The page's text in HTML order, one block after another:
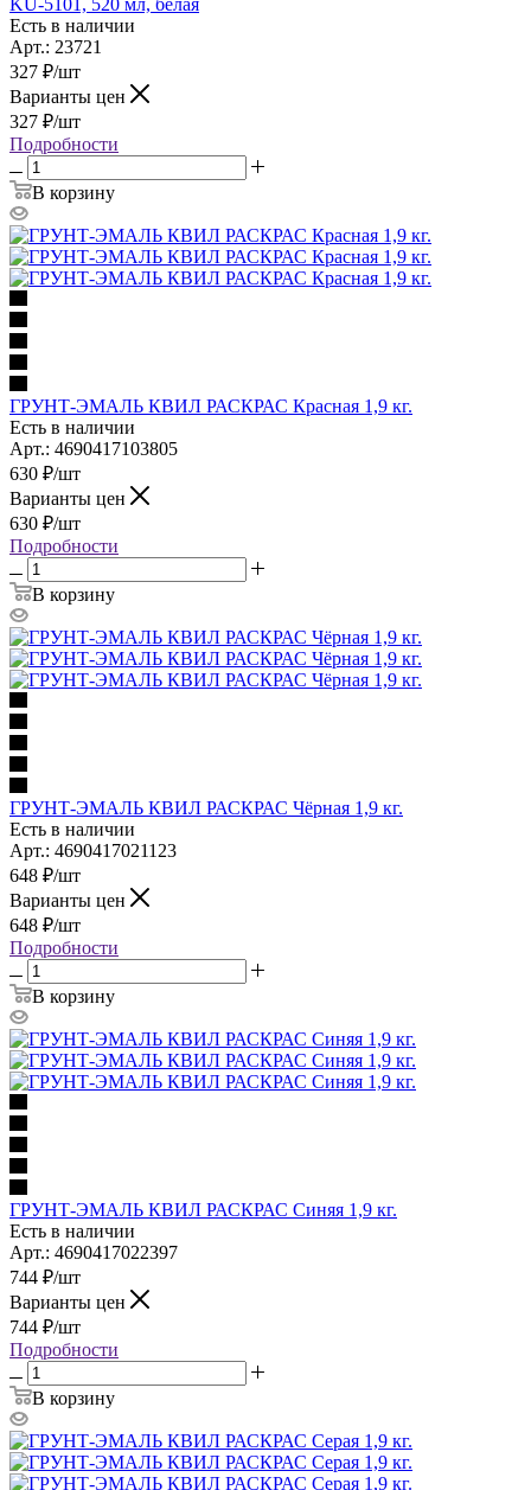
Есть в наличии
Арт.: 23721
327 ₽/шт
Варианты цен
327 ₽/шт
Подробности
В корзину
ГРУНТ-ЭМАЛЬ КВИЛ РАСКРАС Красная 1,9 кг.
Есть в наличии
Арт.: 4690417103805
630 ₽/шт
Варианты цен
630 ₽/шт
Подробности
В корзину
ГРУНТ-ЭМАЛЬ КВИЛ РАСКРАС Чёрная 1,9 кг.
Есть в наличии
Арт.: 4690417021123
648 ₽/шт
Варианты цен
648 ₽/шт
Подробности
В корзину
ГРУНТ-ЭМАЛЬ КВИЛ РАСКРАС Синяя 1,9 кг.
Есть в наличии
Арт.: 4690417022397
744 ₽/шт
Варианты цен
744 ₽/шт
Подробности
В корзину